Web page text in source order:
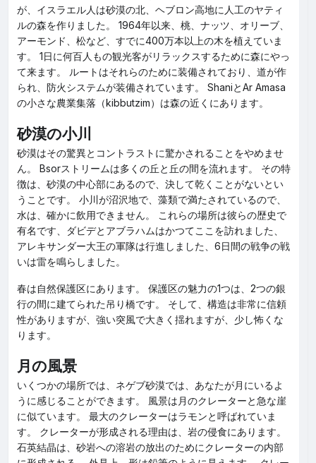
が、イスラエル人は砂漠の北、ヘブロン高地に人工のヤティ
ルの森を作りました。 1964年以来、桃、ナッツ、オリーブ、
アーモンド、松など、すでに400万本以上の木を植えていま
す。 1日に何百人もの観光客がリラックスするために森にやっ
て来ます。 ルートはそれらのために装備されており、道が作
られ、防火システムが装備されています。 ShaniとAr Amasa
の小さな農業集落（kibbutzim）は森の近くにあります。
砂漠の小川
砂漠はその驚異とコントラストに驚かされることをやめませ
ん。 Bsorストリームは多くの丘と丘の間を流れます。 その特
徴は、砂漠の中心部にあるので、決して乾くことがないとい
うことです。 小川が沼沢地で、藻類で満たされているので、
水は、確かに飲用できません。 これらの場所は彼らの歴史で
有名です、ダビデとアブラハムはかつてここを訪れました、
アレキサンダー大王の軍隊は行進しました、6日間の戦争の戦
いは雷を鳴らしました。
春は自然保護区にあります。 保護区の魅力の1つは、2つの銀
行の間に建てられた吊り橋です。 そして、構造は非常に信頼
性がありますが、強い突風で大きく揺れますが、少し怖くな
ります。
月の風景
いくつかの場所では、ネゲブ砂漠では、あなたが月にいるよ
うに感じることができます。 風景は月のクレーターと急な崖
に似ています。 最大のクレーターはラモンと呼ばれていま
す。 クレーターが形成される理由は、岩の侵食にあります。
石英結晶は、砂岩への溶岩の放出のためにクレーターの内部